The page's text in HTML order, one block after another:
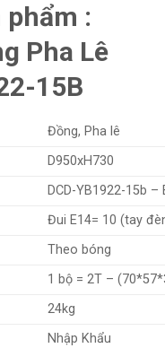
:
Pha Lê
15B
Đồng, Pha lê
D950xH730
DCD-YB1922-15b –
Đui E14= 10 (tay
Theo bóng
1 bộ = 2T –
24kg
Nhập Khẩu